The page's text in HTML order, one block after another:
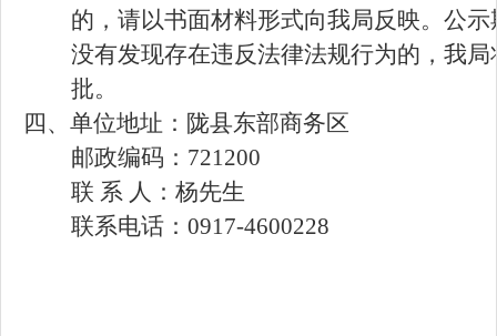
的，请以书面材料形式向我局反映。公
没有发现存在违反法律法规行为的，我
批。
四、单位地址：陇县东部商务区
邮政编码：721200
联 系 人：杨先生
联系电话：0917-4600228